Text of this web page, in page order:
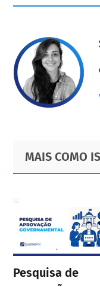
Primary
Sidebar
Footer
MAIS COMO
Pesquisa de